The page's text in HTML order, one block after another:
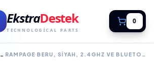
EkstraDestek
TECHNOLOGICAL PARTS
0
KLAVYE RAMPAGE BERU, SIYAH, 2.4GHZ VE BLUETOOTH KABLOSUZ, RGB LIGHTING, RED MEKANIK SWITCH, ABS CASE, 1000MAH BATARYALI GAMING KLAVYE